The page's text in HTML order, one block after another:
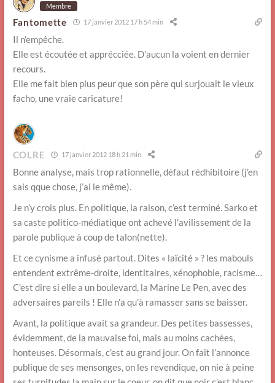
Membre
Fantomette 17 janvier 2012 17 h 54 min
Il n’empêche.
Elle est écoutée et apprécciée. D’aucun la voient en dernier
recours.
Elle me fait bien plus peur que son père qui surjouait le vieux
facho, une vraie caricature!
COLRE 17 janvier 2012 18 h 21 min
Bonne analyse, mais trop rationnelle, défaut rédhibitoire (j’en
sais qque chose, j’ai le même).
Je n’y crois plus. En politique, la raison, c’est terminé. Sarko et
sa caste politico-médiatique ont achevé l’avilissement de la
parole publique à coup de talon(nette).
Et ce cynisme a infusé partout. Dites « laïcité » ? les mabouls
entendent extrême-droite, identitaires, xénophobie, racisme…
C’est dire si elle a un boulevard, la Marine Le Pen, avec des
adversaires pareils ! Elle n’a qu’à ramasser sans se baisser.
Avant, la politique avait sa grandeur. Des petites bassesses,
évidemment, de la mauvaise foi, mais au moins cachées,
honteuses. Désormais, c’est au grand jour. On fait l’annonce
publique de ses mensonges, on les revendique, on nie à peine